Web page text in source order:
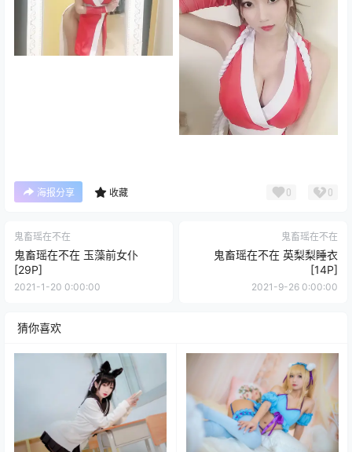
海报分享 收藏 0 0
鬼畜瑶在不在
鬼畜瑶在不在 玉藻前女仆
[29P]
2021-1-20 0:00:00
鬼畜瑶在不在
鬼畜瑶在不在 英梨梨睡衣
[14P]
2021-9-26 0:00:00
猜你喜欢